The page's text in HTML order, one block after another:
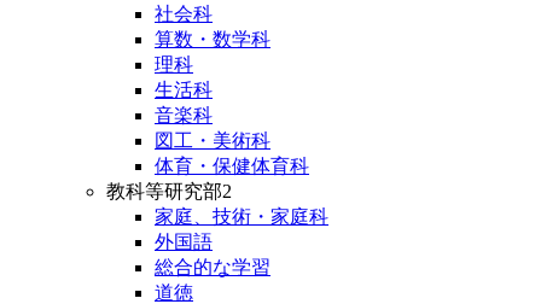
社会科
算数・数学科
理科
生活科
音楽科
図工・美術科
体育・保健体育科
教科等研究部2
家庭、技術・家庭科
外国語
総合的な学習
道徳